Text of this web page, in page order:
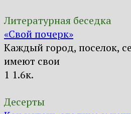
Литературная беседка
«Свой почерк»
Каждый город, поселок,
имеют свои
1 1.6к.
Десерты